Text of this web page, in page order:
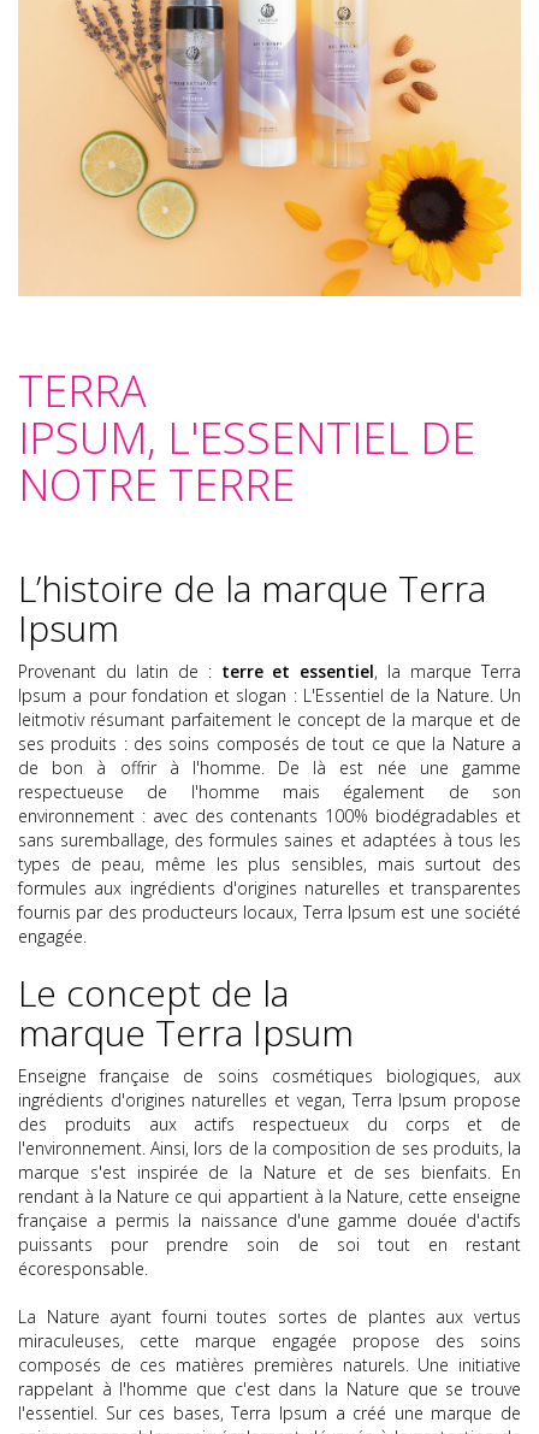
TERRA
IPSUM, L'ESSENTIEL DE
NOTRE TERRE
L’histoire de la marque Terra
Ipsum
Provenant du latin de : terre et essentiel, la marque Terra
Ipsum a pour fondation et slogan : L'Essentiel de la Nature. Un
leitmotiv résumant parfaitement le concept de la marque et de
ses produits : des soins composés de tout ce que la Nature a
de bon à offrir à l'homme. De là est née une gamme
respectueuse de l'homme mais également de son
environnement : avec des contenants 100% biodégradables et
sans suremballage, des formules saines et adaptées à tous les
types de peau, même les plus sensibles, mais surtout des
formules aux ingrédients d'origines naturelles et transparentes
fournis par des producteurs locaux, Terra Ipsum est une société
engagée.
Le concept de la
marque Terra Ipsum
Enseigne française de soins cosmétiques biologiques, aux
ingrédients d'origines naturelles et vegan, Terra Ipsum propose
des produits aux actifs respectueux du corps et de
l'environnement. Ainsi, lors de la composition de ses produits, la
marque s'est inspirée de la Nature et de ses bienfaits. En
rendant à la Nature ce qui appartient à la Nature, cette enseigne
française a permis la naissance d'une gamme douée d'actifs
puissants pour prendre soin de soi tout en restant
écoresponsable.
La Nature ayant fourni toutes sortes de plantes aux vertus
miraculeuses, cette marque engagée propose des soins
composés de ces matières premières naturels. Une initiative
rappelant à l'homme que c'est dans la Nature que se trouve
l'essentiel. Sur ces bases, Terra Ipsum a créé une marque de